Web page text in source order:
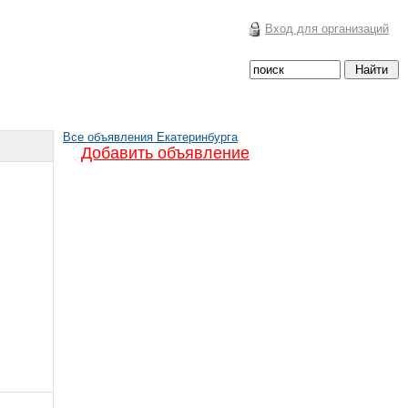
Вход для организаций
Все объявления Екатеринбурга
Добавить объявление